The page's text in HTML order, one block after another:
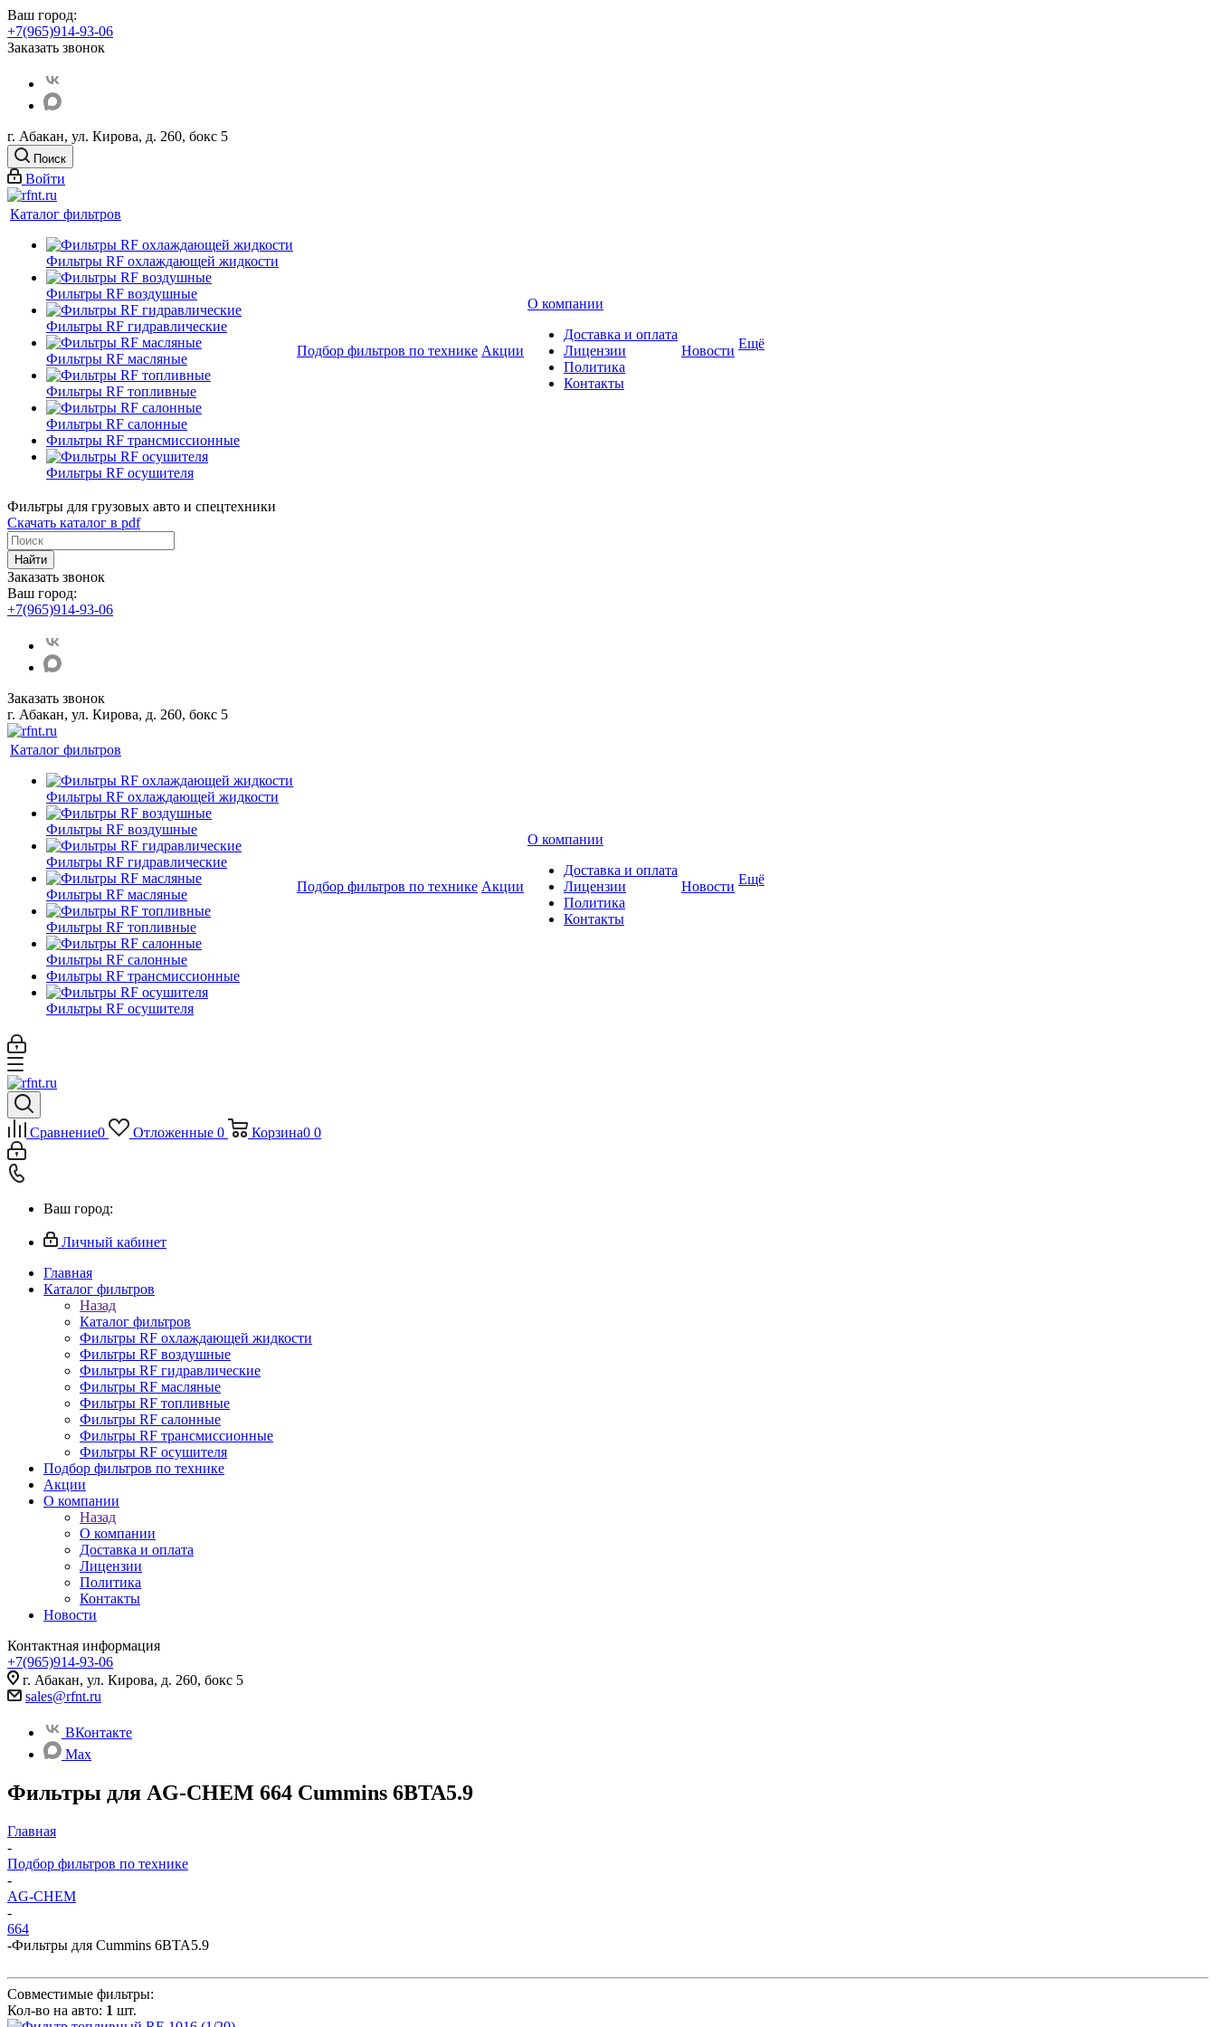
Ваш город:
+7(965)914-93-06
Заказать звонок
г. Абакан, ул. Кирова, д. 260, бокс 5
Поиск
Войти
Каталог фильтров
Фильтры RF охлаждающей жидкости
Фильтры RF воздушные
Фильтры RF гидравлические
Фильтры RF масляные
Фильтры RF топливные
Фильтры RF салонные
Фильтры RF трансмиссионные
Фильтры RF осушителя
Подбор фильтров по технике Акции
О компании
Доставка и оплата
Лицензии
Политика
Контакты
Новости Ещё
Фильтры для грузовых авто и спецтехники
Скачать каталог в pdf
Найти
Заказать звонок
Ваш город:
+7(965)914-93-06
Заказать звонок
г. Абакан, ул. Кирова, д. 260, бокс 5
Каталог фильтров
Фильтры RF охлаждающей жидкости
Фильтры RF воздушные
Фильтры RF гидравлические
Фильтры RF масляные
Фильтры RF топливные
Фильтры RF салонные
Фильтры RF трансмиссионные
Фильтры RF осушителя
Подбор фильтров по технике Акции
О компании
Доставка и оплата
Лицензии
Политика
Контакты
Новости Ещё
Сравнение0 Отложенные 0 Корзина0 0
Ваш город:
Личный кабинет
Главная
Каталог фильтров
Назад
Каталог фильтров
Фильтры RF охлаждающей жидкости
Фильтры RF воздушные
Фильтры RF гидравлические
Фильтры RF масляные
Фильтры RF топливные
Фильтры RF салонные
Фильтры RF трансмиссионные
Фильтры RF осушителя
Подбор фильтров по технике
Акции
О компании
Назад
О компании
Доставка и оплата
Лицензии
Политика
Контакты
Новости
Контактная информация
+7(965)914-93-06
г. Абакан, ул. Кирова, д. 260, бокс 5
sales@rfnt.ru
ВКонтакте
Max
Фильтры для AG-CHEM 664 Cummins 6BTA5.9
Главная
-
Подбор фильтров по технике
-
AG-CHEM
-
664
-Фильтры для Cummins 6BTA5.9
Совместимые фильтры:
Кол-во на авто: 1 шт.